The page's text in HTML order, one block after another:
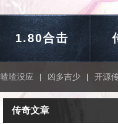
1.80合击
喳喳没应 | 凶多吉少 | 开源
传奇文章